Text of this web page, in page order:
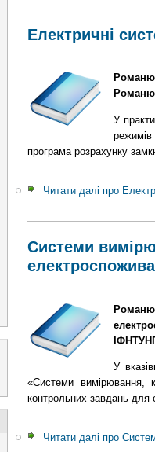
Електричні
У
програма розрахунку
Читати далі про
Системи
У
«Системи вимірювання,
контрольних завдань для
Читати далі про